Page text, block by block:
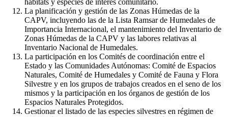
hábitats y especies de interés comunitario.
La planificación y gestión de las Zonas Húmedas de la
CAPV, incluyendo las de la Lista Ramsar de Humedales de
Importancia Internacional, el mantenimiento del Inventario de
Zonas Húmedas de la CAPV y las labores relativas al
Inventario Nacional de Humedales.
La participación en los Comités de coordinación entre el
Estado y las Comunidades Autónomas: Comité de Espacios
Naturales, Comité de Humedales y Comité de Fauna y Flora
Silvestre y en los grupos de trabajos creados en el seno de los
mismos y la participación en los órganos de gestión de los
Espacios Naturales Protegidos.
Gestionar el listado de las especies silvestres en régimen de